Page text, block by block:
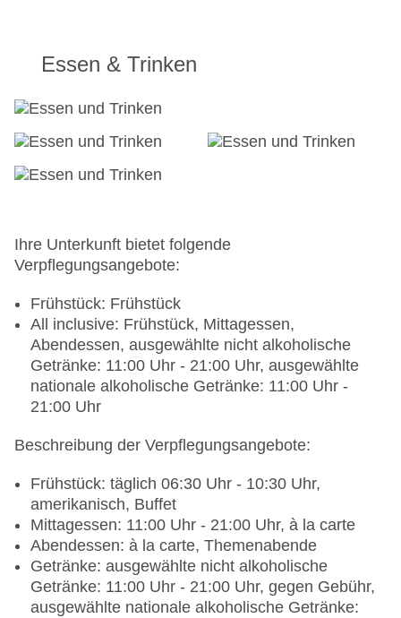
Essen & Trinken
Ihre Unterkunft bietet folgende
Verpflegungsangebote:
Frühstück: Frühstück
All inclusive: Frühstück, Mittagessen,
Abendessen, ausgewählte nicht alkoholische
Getränke: 11:00 Uhr - 21:00 Uhr, ausgewählte
nationale alkoholische Getränke: 11:00 Uhr -
21:00 Uhr
Beschreibung der Verpflegungsangebote:
Frühstück: täglich 06:30 Uhr - 10:30 Uhr,
amerikanisch, Buffet
Mittagessen: 11:00 Uhr - 21:00 Uhr, à la carte
Abendessen: à la carte, Themenabende
Getränke: ausgewählte nicht alkoholische
Getränke: 11:00 Uhr - 21:00 Uhr, gegen Gebühr,
ausgewählte nationale alkoholische Getränke: